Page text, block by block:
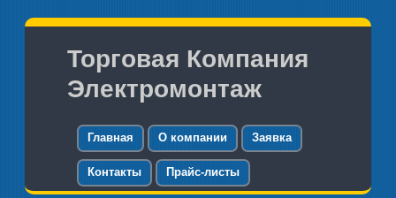
Торговая Компания
Электромонтаж
Главная О компании Заявка
Контакты Прайс-листы